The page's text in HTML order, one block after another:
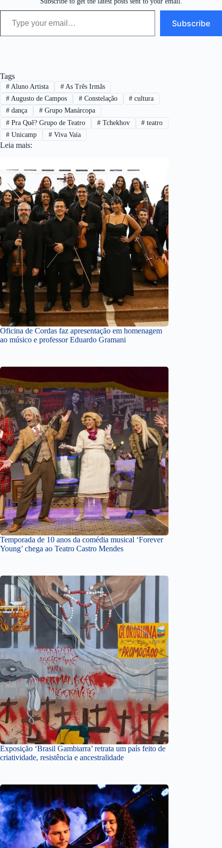
Type your email…
Subscribe
Tags
#Aluno Artista #As Três Irmãs
#Augusto de Campos #Constelação # cultura
#dança #Grupo Manárcopa
#Pra Quê? Grupo de Teatro #Tchekhov # teatro
#Unicamp #Viva Vaia
Leia mais:
Oficina de Cordas faz apresentação em homenagem
ao músico e professor Eduardo Gramani
Temporada de 10 anos da comédia musical ‘Forever
Young’ chega ao Teatro Castro Mendes
Exposição ‘Brasil Gambiarra’ retrata um país feito de
criatividade, resistência e ancestralidade